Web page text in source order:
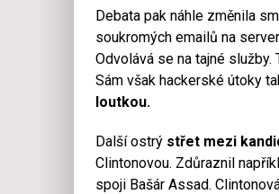
Debata pak náhle změnila
soukromých emailů na
Odvolává se na tajné služby.
Sám však hackerské útoky
loutkou.
Další ostrý střet mezi
Clintonovou. Zdůraznil
spoji Bašár Assad.